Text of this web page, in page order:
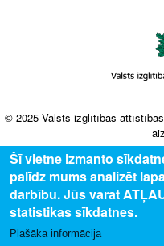
© 2025 Valsts izglītības
Šī vietne izmanto
palīdz mums analizēt
darbību. Jūs varat
statistikas sīkdatnes.
Plašāka informācija